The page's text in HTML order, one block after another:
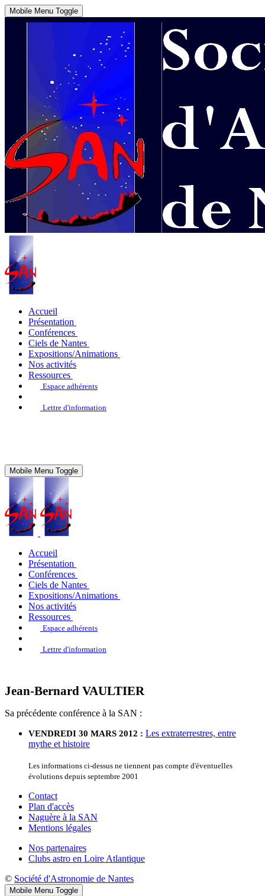
Mobile Menu Toggle
Accueil
Présentation
Conférences
Ciels de Nantes
Expositions/Animations
Nos activités
Ressources
Espace adhérents
Lettre d'information
Mobile Menu Toggle
Accueil
Présentation
Conférences
Ciels de Nantes
Expositions/Animations
Nos activités
Ressources
Espace adhérents
Lettre d'information
Jean-Bernard VAULTIER
Sa précédente conférence à la SAN :
VENDREDI 30 MARS 2012 : Les extraterrestres, entre
mythe et histoire
Les informations ci-dessus ne tiennent pas compte d'éventuelles
évolutions depuis septembre 2001
Contact
Plan d'accès
Naguère à la SAN
Mentions légales
Nos partenaires
Clubs astro en Loire Atlantique
© Société d'Astronomie de Nantes
Mobile Menu Toggle